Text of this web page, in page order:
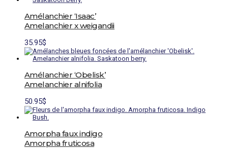
26.95$
42.95$
plusieurs
variations.
Les
options
choisies
sur
page
du
produit
Amélanchier ‘Isaac’
Amelanchier x weigandii
35.95$
produit
a
plusieurs
variations.
Les
options
choisies
sur
page
du
produit
Amélanchier ‘Obelisk’
Amelanchier alnifolia
50.95$
produit
a
plusieurs
variations.
Les
options
Amorpha faux indigo
Amorpha fruticosa